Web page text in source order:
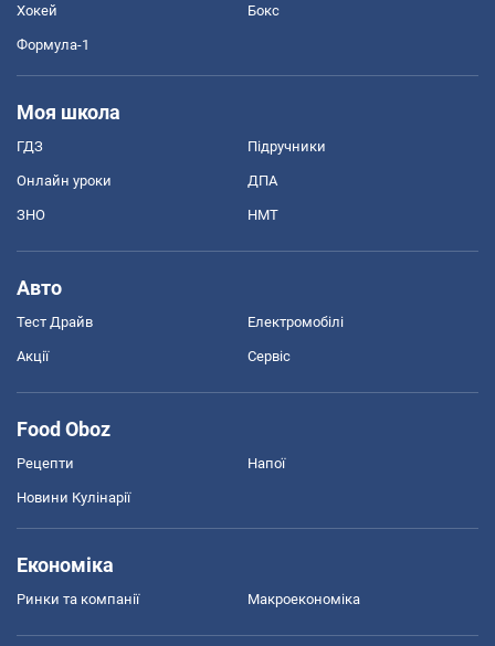
Хокей Бокс
Формула-1
Моя школа
ГДЗ Підручники
Онлайн уроки ДПА
ЗНО НМТ
Авто
Тест Драйв Електромобілі
Акції Сервіс
Food Oboz
Рецепти Напої
Новини Кулінарії
Економіка
Ринки та компанії Макроекономіка